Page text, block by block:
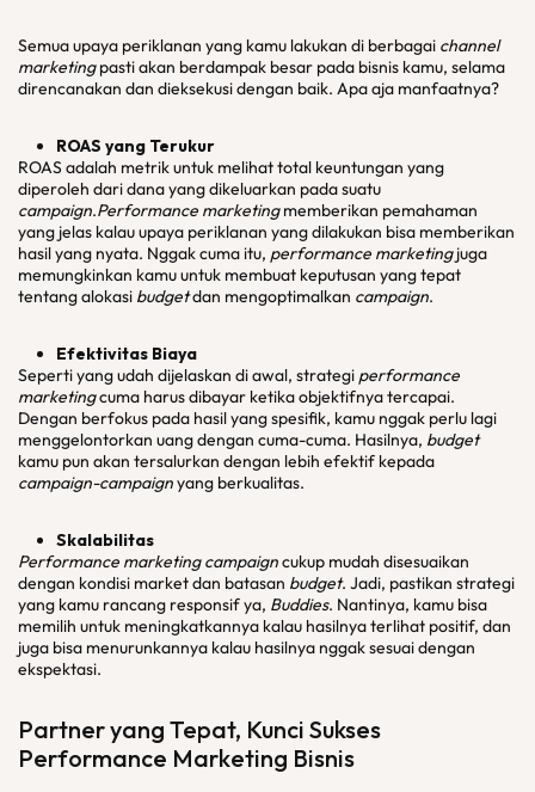
Semua upaya periklanan yang kamu lakukan di berbagai channel
marketingpasti akan berdampak besar pada bisnis kamu, selama
direncanakan dan dieksekusi dengan baik. Apa aja manfaatnya?
ROAS yang Terukur
ROAS adalah metrik untuk melihat total keuntungan yang
diperoleh dari dana yang dikeluarkan pada suatu
campaign.Performance marketingmemberikan pemahaman
yang jelas kalau upaya periklanan yang dilakukan bisa memberikan
hasil yang nyata. Nggak cuma itu, performance marketingjuga
memungkinkan kamu untuk membuat keputusan yang tepat
tentang alokasi budgetdan mengoptimalkan campaign.
Efektivitas Biaya
Seperti yang udah dijelaskan di awal, strategi performance
marketingcuma harus dibayar ketika objektifnya tercapai.
Dengan berfokus pada hasil yang spesifik, kamu nggak perlu lagi
menggelontorkan uang dengan cuma-cuma. Hasilnya, budget
kamu pun akan tersalurkan dengan lebih efektif kepada
campaign-campaignyang berkualitas.
Skalabilitas
Performance marketing campaigncukup mudah disesuaikan
dengan kondisi market dan batasan budget. Jadi, pastikan strategi
yang kamu rancang responsif ya, Buddies. Nantinya, kamu bisa
memilih untuk meningkatkannya kalau hasilnya terlihat positif, dan
juga bisa menurunkannya kalau hasilnya nggak sesuai dengan
ekspektasi.
Partneryang Tepat, Kunci Sukses
Performance Marketing Bisnis